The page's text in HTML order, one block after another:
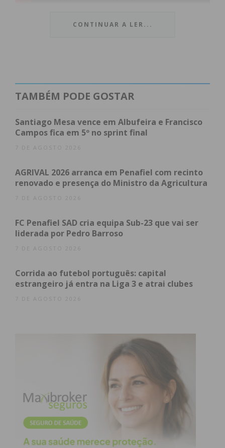
Assine nossa newsletter por e-mail e
obtenha de forma regular a informação
Eu li e concordo com ostermos e
CONTINUAR A LER...
TAMBÉM PODE GOSTAR
Santiago Mesa vence em Albufeira e Francisco
Campos fica em 5º no sprint final
7 DE AGOSTO 2026
AGRIVAL 2026 arranca em Penafiel com recinto
renovado e presença do Ministro da Agricultura
7 DE AGOSTO 2026
FC Penafiel SAD cria equipa Sub-23 que vai ser
liderada por Pedro Barroso
7 DE AGOSTO 2026
Corrida ao futebol português: capital
estrangeiro já entra na Liga 3 e atrai clubes
7 DE AGOSTO 2026